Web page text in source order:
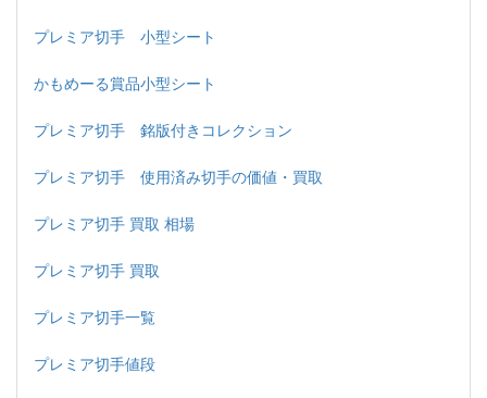
プレミア切手 小型シート
かもめーる賞品小型シート
プレミア切手 銘版付きコレクション
プレミア切手 使用済み切手の価値・買取
プレミア切手 買取 相場
プレミア切手 買取
プレミア切手一覧
プレミア切手値段